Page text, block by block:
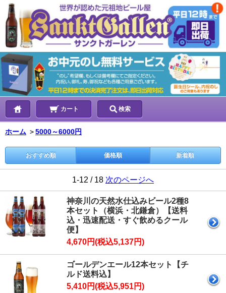
カート 検索
ホーム ＞5000～6000円
おすすめ順 価格順 新着順
1-12 / 18 次のページへ
神奈川の天然水仕込みビール2種8
本セット（横浜・北鎌倉）【送料
込・迅速配送・すぐ飲めるクール
便】
4,670円(税込5,137円)
ゴールデンエール12本セット【チ
ルド送料込】
5,410円(税込5,951円)